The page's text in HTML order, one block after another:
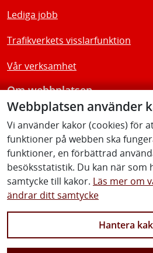
Webbplatsen använder
Vi använder kakor (cookies) för
funktioner på webben ska
funktioner, en förbättrad
besöksstatistik. Du kan när som
samtycke till kakor. Läs mer om
ändrar ditt samtycke
Hantera
Lediga jobb
Trafikverkets visslarfunktion
Vår verksamhet
Om webbplatsen
Tillgänglighetsredogörelse
Följ oss
Facebook Youtube